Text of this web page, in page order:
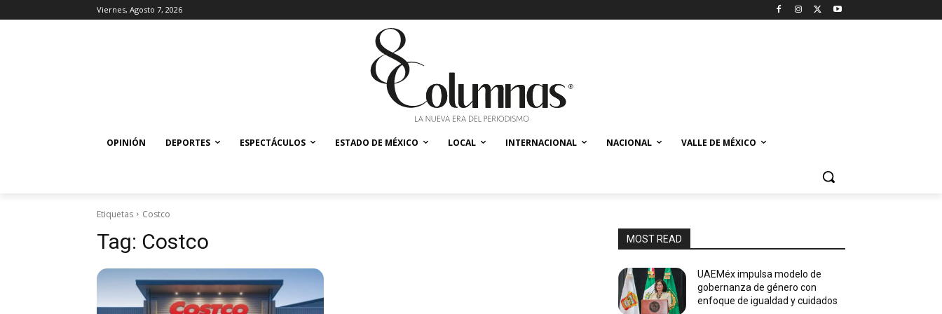
Viernes, Agosto 7, 2026
OPINIÓN DEPORTES ESPECTÁCULOS ESTADO DE MÉXICO LOCAL INTERNACIONAL NACIONAL VALLE DE MÉXICO
Etiquetas Costco
Tag: Costco MOST READ
UAEMéx impulsa modelo de
gobernanza de género con
enfoque de igualdad y cuidados